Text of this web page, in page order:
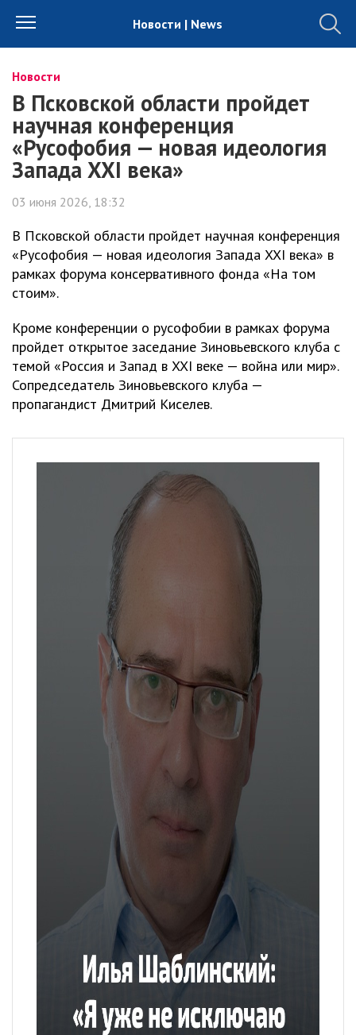
Новости | News
Новости
В Псковской области пройдет
научная конференция
«Русофобия — новая идеология
Запада XXI века»
03 июня 2026, 18:32
В Псковской области пройдет научная конференция
«Русофобия — новая идеология Запада XXI века» в
рамках форума консервативного фонда «На том
стоим».
Кроме конференции о русофобии в рамках форума
пройдет открытое заседание Зиновьевского клуба с
темой «Россия и Запад в XXI веке — война или мир».
Сопредседатель Зиновьевского клуба —
пропагандист Дмитрий Киселев.